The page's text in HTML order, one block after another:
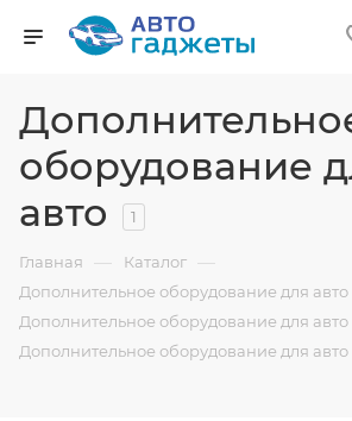
оборудование
авто
1
Главная — Каталог —
Дополнительное оборудование для авто
Дополнительное оборудование для авто
Дополнительное оборудование для авто